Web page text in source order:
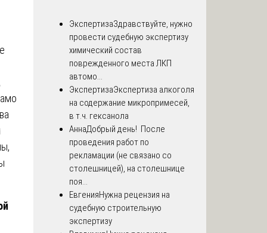
ЭкспертизаЗдравствуйте, нужно
провести судебную экспертизу
химический состав
поврежденного места ЛКП
автомо...
ЭкспертизаЭкспертиза алкоголя
на содержание микропримесей,
в т.ч. гексанола
АннаДобрый день! После
проведения работ по
рекламации (не связано со
столешницей), на столешнице
поя...
ЕвгенияНужна рецензия на
судебную строительную
экспертизу